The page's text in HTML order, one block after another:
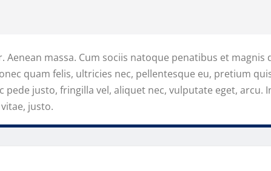
Aenean massa. Cum sociis natoque penatibus et
quam felis, ultricies nec, pellentesque eu, pretium
pede justo, fringilla vel, aliquet nec, vulputate eget, arcu.
justo.